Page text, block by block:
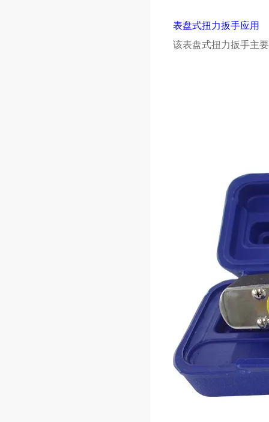
表盘式扭力扳手应用
该表盘式扭力扳手主